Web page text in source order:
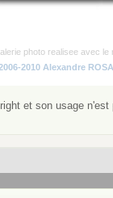
photo realisee avec le
2010 Alexandre
et son usage n'est